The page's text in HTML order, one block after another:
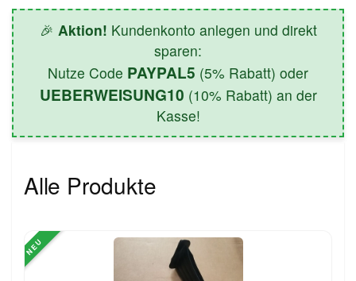
🎉 Aktion! Kundenkonto anlegen und direkt
sparen:
Nutze Code PAYPAL5 (5% Rabatt) oder
UEBERWEISUNG10 (10% Rabatt) an der
Kasse!
Alle Produkte
NEU